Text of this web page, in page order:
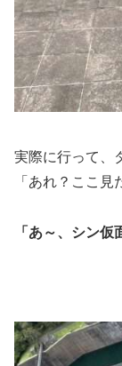
実際に行って、
「あれ？ここ見
「あ～、シン仮